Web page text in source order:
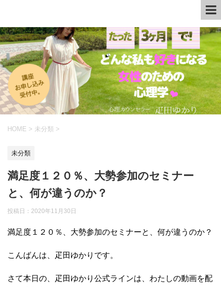
HOME > 未分類 >
未分類
満足度１２０％、大勢参加のセミナー
と、何が違うのか？
投稿日： 2020年11月30日
満足度１２０％、大勢参加のセミナーと、何が違うのか？
こんばんは、疋田ゆかりです。
さて本日の、疋田ゆかり公式ラインは、わたしの動画を配